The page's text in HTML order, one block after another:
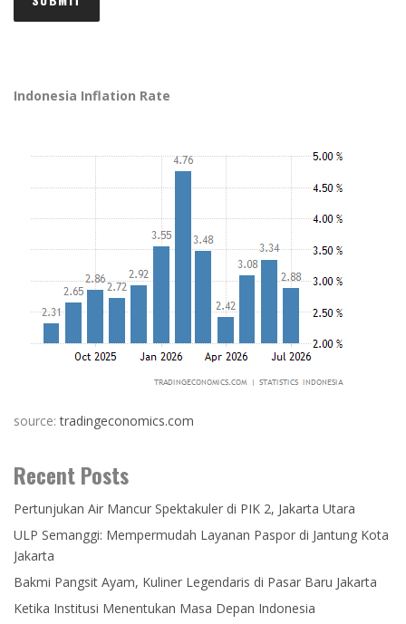
Indonesia Inflation Rate
source:tradingeconomics.com
Recent Posts
Pertunjukan Air Mancur Spektakuler di PIK 2, Jakarta Utara
ULP Semanggi: Mempermudah Layanan Paspor di Jantung Kota
Jakarta
Bakmi Pangsit Ayam, Kuliner Legendaris di Pasar Baru Jakarta
Ketika Institusi Menentukan Masa Depan Indonesia